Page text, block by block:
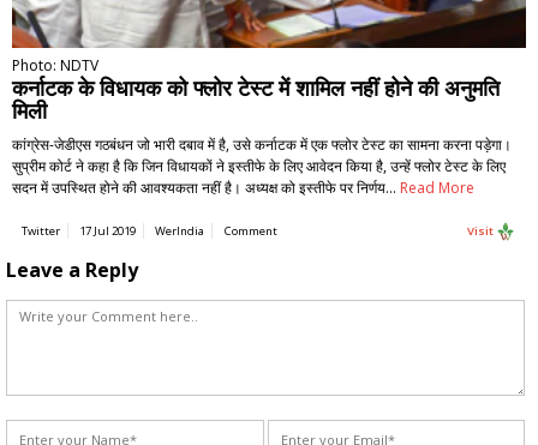
Photo: NDTV
कर्नाटक के विधायक को फ्लोर टेस्ट में शामिल नहीं होने की अनुमति
मिली
कांग्रेस-जेडीएस गठबंधन जो भारी दबाव में है, उसे कर्नाटक में एक फ्लोर टेस्ट का सामना करना पड़ेगा।
सुप्रीम कोर्ट ने कहा है कि जिन विधायकों ने इस्तीफे के लिए आवेदन किया है, उन्हें फ्लोर टेस्ट के लिए
सदन में उपस्थित होने की आवश्यकता नहीं है। अध्यक्ष को इस्तीफे पर निर्णय… Read More
Twitter 17 Jul 2019 WerIndia Comment Visit
Leave a Reply